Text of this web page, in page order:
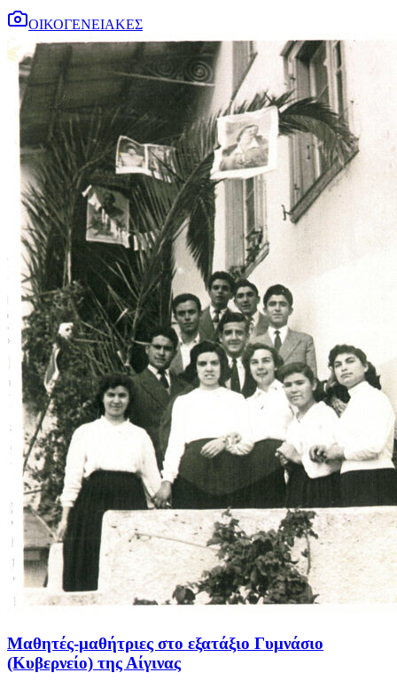
ΟΙΚΟΓΕΝΕΙΑΚΕΣ
Μαθητές-μαθήτριες στο εξατάξιο Γυμνάσιο
(Κυβερνείο) της Αίγινας